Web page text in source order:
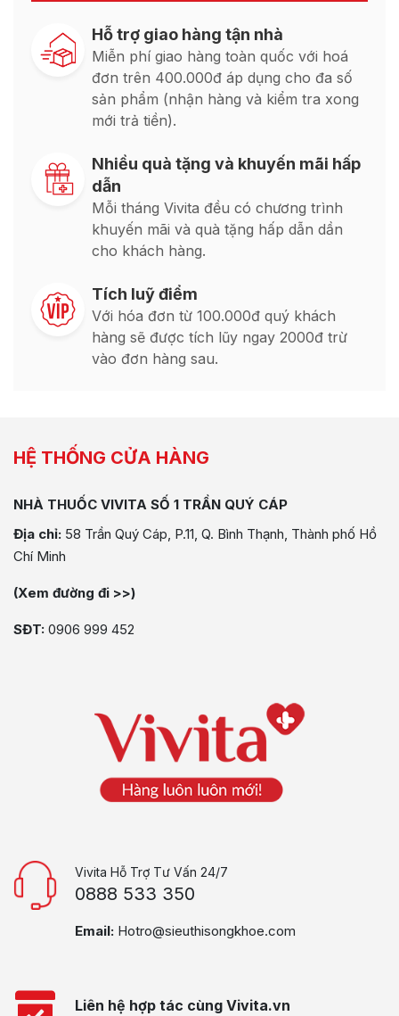
Hỗ trợ giao hàng tận nhà
Miễn phí giao hàng toàn quốc với hoá
đơn trên 400.000đ áp dụng cho đa số
sản phẩm (nhận hàng và kiểm tra xong
mới trả tiền).
Nhiều quà tặng và khuyến mãi hấp
dẫn
Mỗi tháng Vivita đều có chương trình
khuyến mãi và quà tặng hấp dẫn dần
cho khách hàng.
Tích luỹ điểm
Với hóa đơn từ 100.000đ quý khách
hàng sẽ được tích lũy ngay 2000đ trừ
vào đơn hàng sau.
HỆ THỐNG CỬA HÀNG
NHÀ THUỐC VIVITA SỐ 1 TRẦN QUÝ CÁP
Địa chỉ: 58 Trần Quý Cáp, P.11, Q. Bình Thạnh, Thành phố Hồ
Chí Minh
(Xem đường đi >>)
SĐT: 0906 999 452
Vivita Hỗ Trợ Tư Vấn 24/7
0888 533 350
Email: Hotro@sieuthisongkhoe.com
Liên hệ hợp tác cùng Vivita.vn